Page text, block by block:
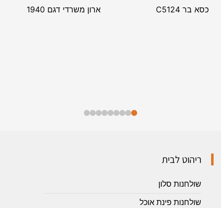
כסא בר C5124 ארון משרדי דגם 1940
ריהוט לבית
שולחנות סלון
שולחנות פינת אוכל